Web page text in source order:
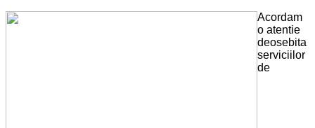
Acordam
o atentie
deosebita
serviciilor
de